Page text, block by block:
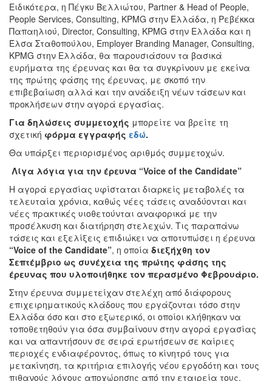
Ειδικότερα, η Πέγκυ Βελλιώτου, Partner & Head of People,
People Services, Consulting, KPMG στην Ελλάδα, η Ρεβέκκα
Παπαηλιού, Director, Consulting, KPMG στην Ελλάδα και η
Έλσα Σταθοπούλου, Employer Branding Manager, Consulting,
KPMG στην Ελλάδα, θα παρουσιάσουν τα βασικά
ευρήματα της έρευνας και θα τα συγκρίνουν με εκείνα
της πρώτης φάσης της έρευνας, με σκοπό την
επιβεβαίωση αλλά και την ανάδειξη νέων τάσεων και
προκλήσεων στην αγορά εργασίας.
Για δηλώσεις συμμετοχής μπορείτε να βρείτε τη
σχετική φόρμα εγγραφής εδώ.
Θα υπάρξει περιορισμένος αριθμός συμμετοχών.
Λίγα λόγια για την έρευνα “Voice of the Candidate”
Η αγορά εργασίας υφίσταται διαρκείς μεταβολές τα
τελευταία χρόνια, καθώς νέες τάσεις αναδύονται και
νέες πρακτικές υιοθετούνται αναφορικά με την
προσέλκυση και διατήρηση στελεχών. Τις παραπάνω
τάσεις και εξελίξεις επιδιώκει να αποτυπώσει η έρευνα
“Voice of the Candidate”, η οποία διεξήχθη τον
Σεπτέμβριο ως συνέχεια της πρώτης φάσης της
έρευνας που υλοποιήθηκε τον περασμένο Φεβρουάριο.
Στην έρευνα συμμετείχαν στελέχη από διάφορους
επιχειρηματικούς κλάδους που εργάζονται τόσο στην
Ελλάδα όσο και στο εξωτερικό, οι οποίοι κλήθηκαν να
τοποθετηθούν για όσα συμβαίνουν στην αγορά εργασίας
και να απαντήσουν σε σειρά ερωτήσεων σε καίριες
περιοχές ενδιαφέροντος, όπως το κίνητρό τους για
μετακίνηση, τα κριτήρια επιλογής νέου εργοδότη και τους
πιθανούς λόγους αποχώρησης από την εταιρεία τους.